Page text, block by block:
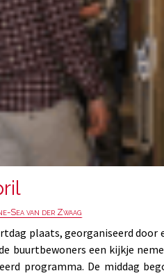
Sea van der Zwaag
plaats, georganiseerd door
buurtbewoners een kijkje
programma. De middag